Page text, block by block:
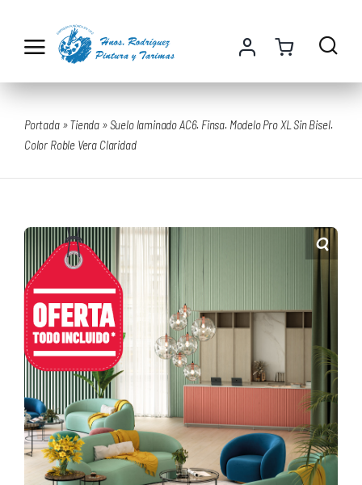
contenido
Portada»Tienda »Suelo laminado AC6. Finsa. Modelo Pro XL Sin Bisel.
Color Roble Vera Claridad